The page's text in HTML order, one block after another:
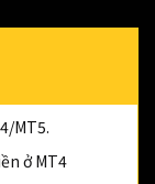
MT5.
ở MT4